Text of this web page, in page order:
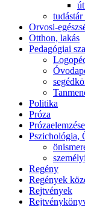
Orvosi-
Otthon, lakás
Pedagógiai
Politika
Próza
Pszichológia,
Regény
Regények
Rejtvények